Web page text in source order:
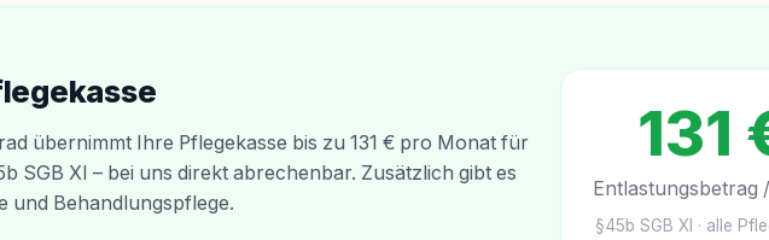
übernimmt Ihre Pflegekasse bis zu 131 € pro Monat für
SGB XI – bei uns direkt abrechenbar. Zusätzlich gibt es
und Behandlungspflege.
131
Entlastungsbetrag
§45b SGB XI · alle